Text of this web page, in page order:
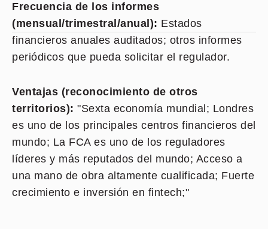
Frecuencia de los informes
(mensual/trimestral/anual): Estados
financieros anuales auditados; otros informes
periódicos que pueda solicitar el regulador.
Ventajas (reconocimiento de otros
territorios): "Sexta economía mundial; Londres
es uno de los principales centros financieros del
mundo; La FCA es uno de los reguladores
líderes y más reputados del mundo; Acceso a
una mano de obra altamente cualificada; Fuerte
crecimiento e inversión en fintech;"